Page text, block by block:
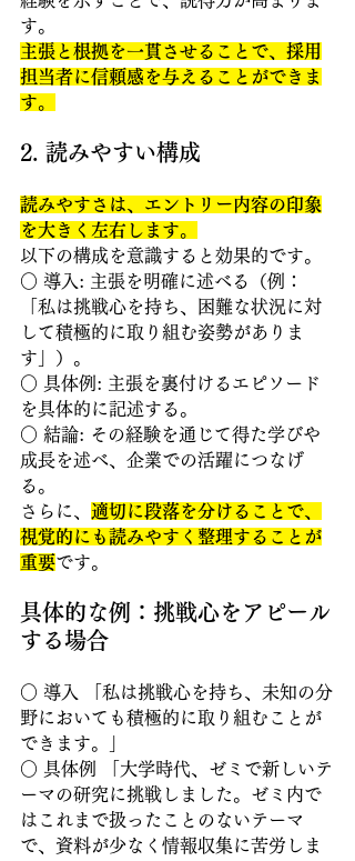
す。
主張と根拠を一貫させることで、採用
担当者に信頼感を与えることができま
す。
2. 読みやすい構成
読みやすさは、エントリー内容の印象
を大きく左右します。
以下の構成を意識すると効果的です。
○ 導入: 主張を明確に述べる（例：
「私は挑戦心を持ち、困難な状況に対
して積極的に取り組む姿勢がありま
す」）。
○ 具体例: 主張を裏付けるエピソード
を具体的に記述する。
○ 結論: その経験を通じて得た学びや
成長を述べ、企業での活躍につなげ
る。
さらに、 適切に段落を分けることで、
視覚的にも読みやすく整理することが
重要です。
具体的な例：挑戦心をアピール
する場合
○ 導入 「私は挑戦心を持ち、未知の分
野においても積極的に取り組むことが
できます。」
○ 具体例 「大学時代、ゼミで新しいテ
ーマの研究に挑戦しました。ゼミ内で
はこれまで扱ったことのないテーマ
で、資料が少なく情報収集に苦労しま